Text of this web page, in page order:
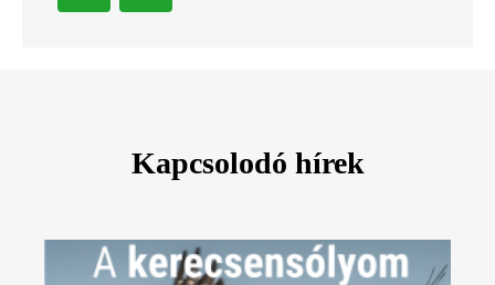
Kapcsolodó hírek